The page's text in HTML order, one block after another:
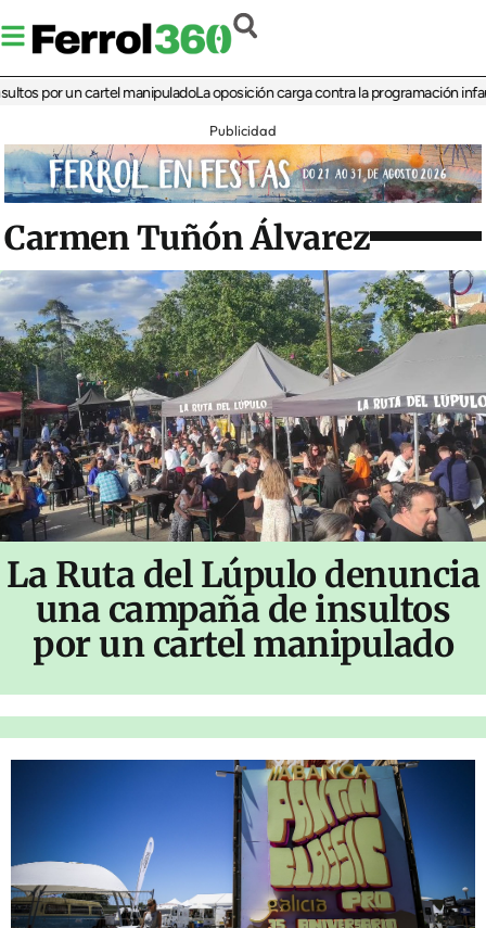
un cartel manipuladoLa oposición carga contra la programación infantil de
Publicidad
Carmen Tuñón Álvarez
La Ruta del Lúpulo denuncia
una campaña de insultos
por un cartel manipulado